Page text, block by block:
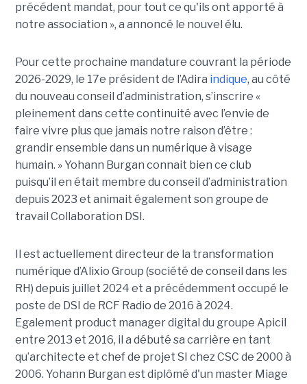
précédent mandat, pour tout ce qu'ils ont apporté à
notre association », a annoncé le nouvel élu.
Pour cette prochaine mandature couvrant la période
2026-2029, le 17e président de l’Adira indique, au côté
du nouveau conseil d’administration, s’inscrire «
pleinement dans cette continuité avec l’envie de
faire vivre plus que jamais notre raison d’être :
grandir ensemble dans un numérique à visage
humain. »Yohann Burgan connait bien ce club
puisqu’il en était membre du conseil d’administration
depuis 2023 et animait également son groupe de
travail Collaboration DSI.
Il est actuellement directeur de la transformation
numérique d’Alixio Group (société de conseil dans les
RH) depuis juillet 2024 et a précédemment occupé le
poste de DSI de RCF Radio de 2016 à 2024.
Egalement product manager digital du groupe Apicil
entre 2013 et 2016, il a débuté sa carrière en tant
qu’architecte et chef de projet SI chez CSC de 2000 à
2006. Yohann Burgan est diplômé d'un master Miage